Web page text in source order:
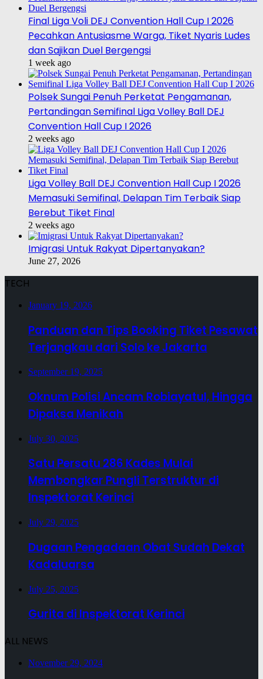
Final Liga Voli DEJ Convention Hall Cup I 2026
Pecahkan Antusiasme Warga, Tiket Nyaris Ludes
dan Sajikan Duel Bergengsi
1 week ago
Polsek Sungai Penuh Perketat Pengamanan,
Pertandingan Semifinal Liga Volley Ball DEJ
Convention Hall Cup I 2026
2 weeks ago
Liga Volley Ball DEJ Convention Hall Cup I 2026
Memasuki Semifinal, Delapan Tim Terbaik Siap
Berebut Tiket Final
2 weeks ago
Imigrasi Untuk Rakyat Dipertanyakan?
June 27, 2026
TECH
January 19, 2026
Panduan dan Tips Booking Tiket Pesawat
Terjangkau dari Solo ke Jakarta
September 19, 2025
Oknum Polisi Ancam Robiayatul, Hingga
Dipaksa Menikah
July 30, 2025
Satu Persatu 286 Kades Mulai
Membongkar Pungli Terstruktur di
Inspektorat Kerinci
July 29, 2025
Dugaan Pengadaan Obat Sudah Dekat
Kadaluarsa
July 25, 2025
Gurita di Inspektorat Kerinci
ALL NEWS
November 29, 2024